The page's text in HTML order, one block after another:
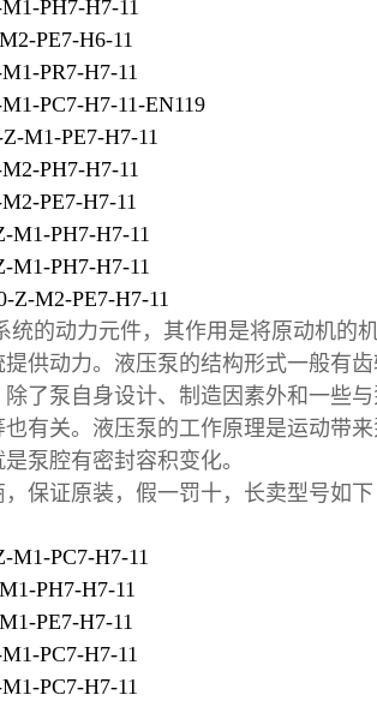
PH7-H7-11
PE7-H6-11
PR7-H7-11
PC7-H7-11-EN119
M1-PE7-H7-11
PH7-H7-11
PE7-H7-11
M1-PH7-H7-11
M1-PH7-H7-11
Z-M2-PE7-H7-11
统的动力元件，其作用是将原动机的
供动力。液压泵的结构形式一般有
了泵自身设计、制造因素外和一些
有关。液压泵的工作原理是运动带
泵腔有密封容积变化。
保证原装，假一罚十，长卖型号如
M1-PC7-H7-11
PH7-H7-11
PE7-H7-11
PC7-H7-11
PC7-H7-11